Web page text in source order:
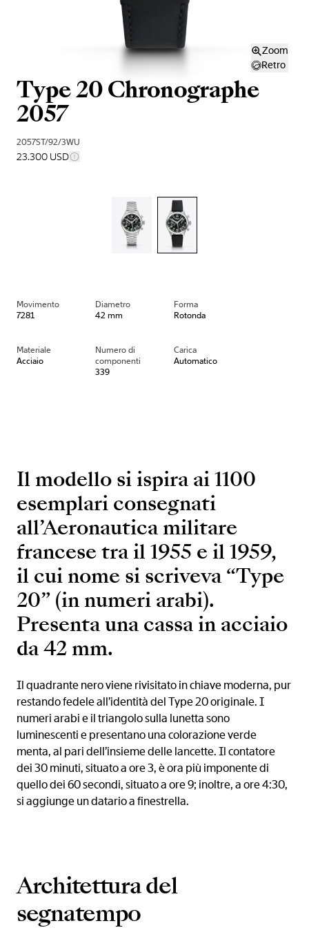
Zoom
Retro
Type 20 Chronographe
2057
2057ST/92/3WU
23.300 USD
Movimento
7281
Diametro
42 mm
Forma
Rotonda
Materiale
Acciaio
Numero di
componenti
339
Carica
Automatico
Il modello si ispira ai 1100
esemplari consegnati
all’Aeronautica militare
francese tra il 1955 e il 1959,
il cui nome si scriveva “Type
20” (in numeri arabi).
Presenta una cassa in acciaio
da 42 mm.
Il quadrante nero viene rivisitato in chiave moderna, pur
restando fedele all’identità del Type 20 originale. I
numeri arabi e il triangolo sulla lunetta sono
luminescenti e presentano una colorazione verde
menta, al pari dell’insieme delle lancette. Il contatore
dei 30 minuti, situato a ore 3, è ora più imponente di
quello dei 60 secondi, situato a ore 9; inoltre, a ore 4:30,
si aggiunge un datario a finestrella.
Architettura del
segnatempo